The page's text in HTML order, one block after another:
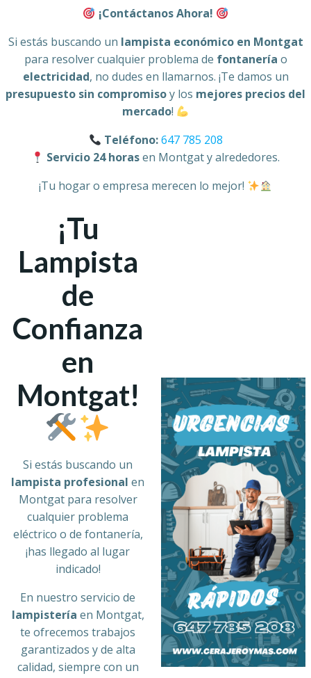
¡Contáctanos Ahora!
Si estás buscando un lampista económico en Montgat
para resolver cualquier problema de fontanería o
electricidad, no dudes en llamarnos. ¡Te damos un
presupuesto sin compromisoy los mejores precios del
mercado!
Teléfono:647 785 208
Servicio 24 horasen Montgat y alrededores.
¡Tu hogar o empresa merecen lo mejor!
¡Tu
Lampista
de
Confianza
en
Montgat!
Si estás buscando un
lampista profesional en
Montgat para resolver
cualquier problema
eléctrico o de fontanería,
¡has llegado al lugar
indicado!
En nuestro servicio de
lampistería en Montgat,
te ofrecemos trabajos
garantizados y de alta
calidad, siempre con un